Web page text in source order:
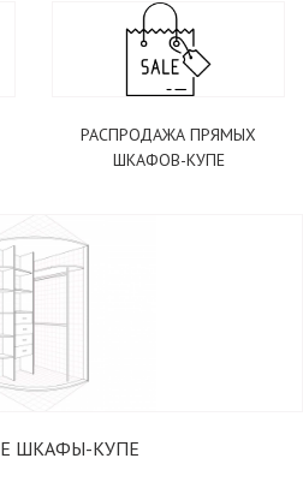
РАСПРОДАЖА ПРЯМЫХ
ШКАФОВ-КУПЕ
ШКАФЫ-КУПЕ